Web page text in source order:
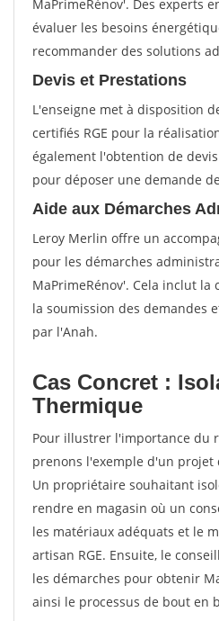
MaPrimeRénov'. Des experts
évaluer les besoins
recommander des solutions
Devis et Prestations
L'enseigne met à disposition
certifiés RGE pour la
également l'obtention de
pour déposer une demande
Aide aux Démarches
Leroy Merlin offre un
pour les démarches
MaPrimeRénov'. Cela inclut
la soumission des demandes
par l'Anah.
Cas Concret :
Thermique
Pour illustrer l'importance du
prenons l'exemple d'un
Un propriétaire souhaitant
rendre en magasin où un
les matériaux adéquats et le
artisan RGE. Ensuite, le
les démarches pour obtenir
ainsi le processus de bout en